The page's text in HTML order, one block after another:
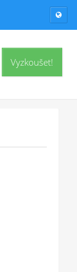
Vyzkoušet!